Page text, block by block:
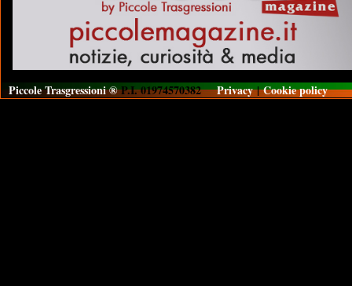
Piccole Trasgressioni ®P.I. 01974570382Privacy|Cookie policy